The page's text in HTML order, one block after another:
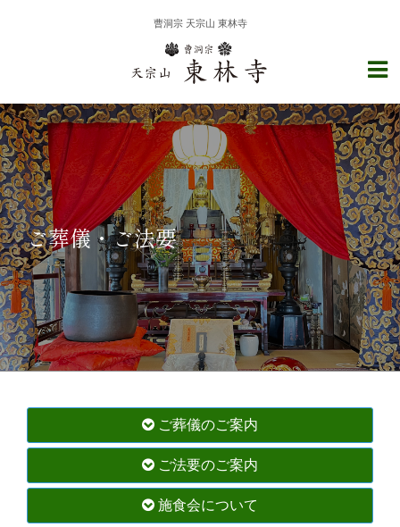
曹洞宗 天宗山 東林寺
ご葬儀・ご法要
ご葬儀のご案内
ご法要のご案内
施食会について